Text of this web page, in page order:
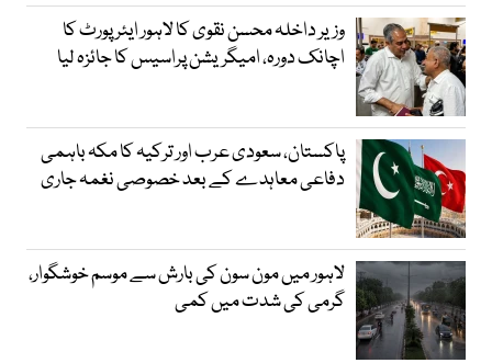
وزیر داخلہ محسن نقوی کا لاہور ایئر پورٹ کا
اچانک دورہ، امیگریشن پراسیس کا جائزہ لیا
پاکستان، سعودی عرب اور ترکیہ کا مکہ باہمی
دفاعی معاہدے کے بعد خصوصی نغمہ جاری
لاہور میں مون سون کی بارش سے موسم خوشگوار،
گرمی کی شدت میں کمی